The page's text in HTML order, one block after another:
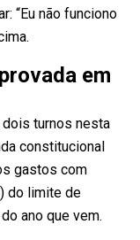
“Eu não funciono
em
dois turnos nesta
constitucional
gastos com
do limite de
ano que vem.